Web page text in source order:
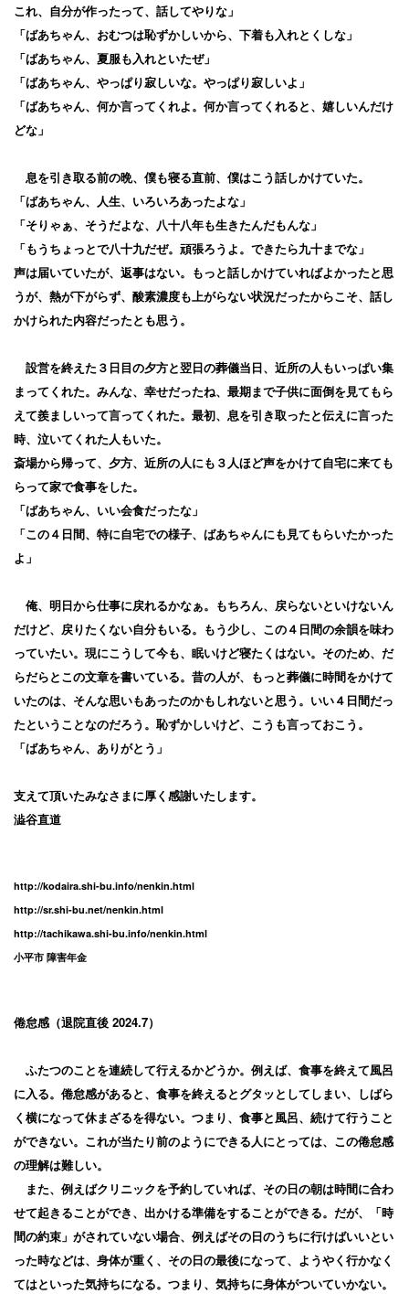
これ、自分が作ったって、話してやりな」
「ばあちゃん、おむつは恥ずかしいから、下着も入れとくしな」
「ばあちゃん、夏服も入れといたぜ」
「ばあちゃん、やっぱり寂しいな。やっぱり寂しいよ」
「ばあちゃん、何か言ってくれよ。何か言ってくれると、嬉しいんだけ
どな」
息を引き取る前の晩、僕も寝る直前、僕はこう話しかけていた。
「ばあちゃん、人生、いろいろあったよな」
「そりゃぁ、そうだよな、八十八年も生きたんだもんな」
「もうちょっとで八十九だぜ。頑張ろうよ。できたら九十までな」
声は届いていたが、返事はない。もっと話しかけていればよかったと思
うが、熱が下がらず、酸素濃度も上がらない状況だったからこそ、話し
かけられた内容だったとも思う。
設営を終えた３日目の夕方と翌日の葬儀当日、近所の人もいっぱい集
まってくれた。みんな、幸せだったね、最期まで子供に面倒を見てもら
えて羨ましいって言ってくれた。最初、息を引き取ったと伝えに言った
時、泣いてくれた人もいた。
斎場から帰って、夕方、近所の人にも３人ほど声をかけて自宅に来ても
らって家で食事をした。
「ばあちゃん、いい会食だったな」
「この４日間、特に自宅での様子、ばあちゃんにも見てもらいたかった
よ」
俺、明日から仕事に戻れるかなぁ。もちろん、戻らないといけないん
だけど、戻りたくない自分もいる。もう少し、この４日間の余韻を味わ
っていたい。現にこうして今も、眠いけど寝たくはない。そのため、だ
らだらとこの文章を書いている。昔の人が、もっと葬儀に時間をかけて
いたのは、そんな思いもあったのかもしれないと思う。いい４日間だっ
たということなのだろう。恥ずかしいけど、こうも言っておこう。
「ばあちゃん、ありがとう」
支えて頂いたみなさまに厚く感謝いたします。
澁谷直道
http://kodaira.shi-bu.info/nenkin.html
http://sr.shi-bu.net/nenkin.html
http://tachikawa.shi-bu.info/nenkin.html
小平市 障害年金
倦怠感（退院直後 2024.7）
ふたつのことを連続して行えるかどうか。例えば、食事を終えて風呂
に入る。倦怠感があると、食事を終えるとグタッとしてしまい、しばら
く横になって休まざるを得ない。つまり、食事と風呂、続けて行うこと
ができない。これが当たり前のようにできる人にとっては、この倦怠感
の理解は難しい。
また、例えばクリニックを予約していれば、その日の朝は時間に合わ
せて起きることができ、出かける準備をすることができる。だが、「時
間の約束」がされていない場合、例えばその日のうちに行けばいいとい
った時などは、身体が重く、その日の最後になって、ようやく行かなく
てはといった気持ちになる。つまり、気持ちに身体がついていかない。